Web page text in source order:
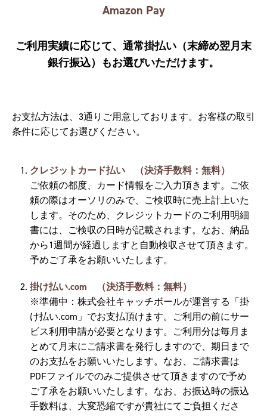
Amazon Pay
ご利用実績に応じて、通常掛払い（末締め翌月末
銀行振込）もお選びいただけます。
お支払方法は、3通りご用意しております。お客様の取引
条件に応じてお選びください。
クレジットカード払い （決済手数料：無料）
ご依頼の都度、カード情報をご入力頂きます。ご依
頼の際はオーソリのみで、ご検収時に売上計上いた
します。そのため、クレジットカードのご利用明細
書には、ご検収の日時が記載されます。なお、納品
から1週間が経過しますと自動検収させて頂きます。
予めご了承をお願いいたします。
掛け払い.com （決済手数料：無料）
※準備中：株式会社キャッチボールが運営する「掛
け払い.com」でお支払頂けます。ご利用の前にサー
ビス利用申請が必要となります。ご利用分は毎月ま
とめて月末にご請求書を発行しますので、期日まで
のお支払をお願いいたします。なお、ご請求書は
PDFファイルでのみご提供させて頂きますので予め
ご了承をお願いいたします。なお、お振込時の振込
手数料は、大変恐縮ですが貴社にてご負担くださ